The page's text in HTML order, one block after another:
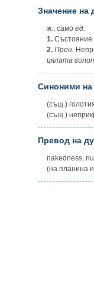
Значение на
ж., само ед.
1. Състояние
2. Прен.
цялата
Синоними на
(същ.)
(същ.)
Превод на
nakedness,
(на планина